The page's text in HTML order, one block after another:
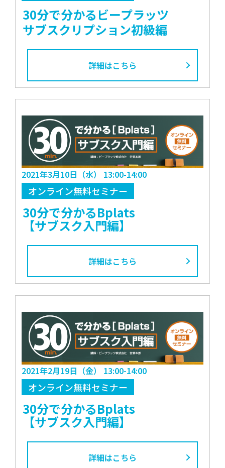
30分で分かるビープラッツ
サブスクリプション初級編
詳細はこちら
2021年3月10日（水） 13:00-14:00
オンライン無料セミナー
30分で分かるBplats
【サブスク入門編】
詳細はこちら
2021年2月19日（金） 13:00-14:00
オンライン無料セミナー
30分で分かるBplats
【サブスク入門編】
詳細はこちら